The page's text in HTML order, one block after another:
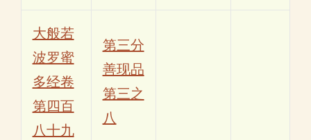
大般若
波罗蜜
多经卷
第四百
八十九
第三分
善现品
第三之
八